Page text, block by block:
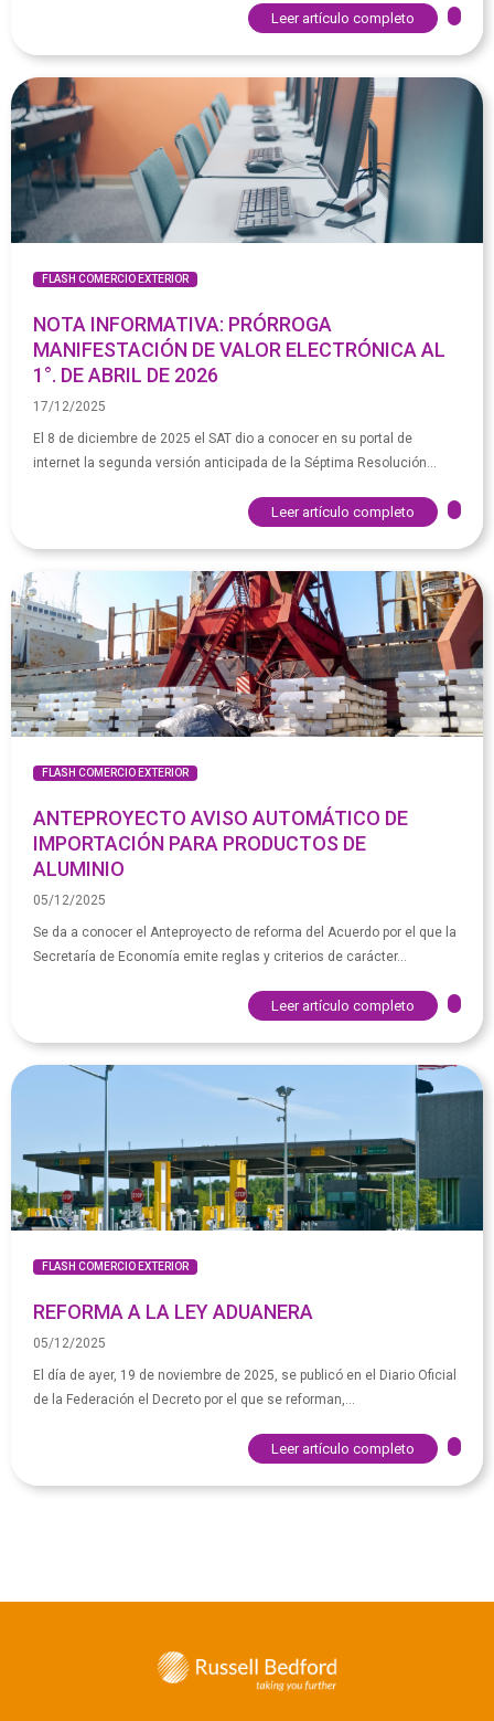
Leer artículo completo
FLASH COMERCIO EXTERIOR
NOTA INFORMATIVA: PRÓRROGA
MANIFESTACIÓN DE VALOR ELECTRÓNICA AL
1°. DE ABRIL DE 2026
17/12/2025
El 8 de diciembre de 2025 el SAT dio a conocer en su portal de
internet la segunda versión anticipada de la Séptima Resolución...
Leer artículo completo
FLASH COMERCIO EXTERIOR
ANTEPROYECTO AVISO AUTOMÁTICO DE
IMPORTACIÓN PARA PRODUCTOS DE
ALUMINIO
05/12/2025
Se da a conocer el Anteproyecto de reforma del Acuerdo por el que la
Secretaría de Economía emite reglas y criterios de carácter...
Leer artículo completo
FLASH COMERCIO EXTERIOR
REFORMA A LA LEY ADUANERA
05/12/2025
El día de ayer, 19 de noviembre de 2025, se publicó en el Diario Oficial
de la Federación el Decreto por el que se reforman,...
Leer artículo completo